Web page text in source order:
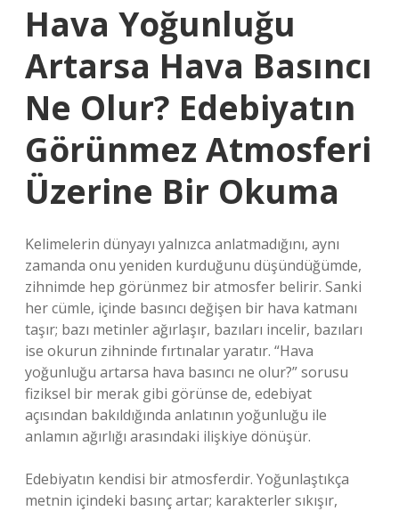
Hava Yoğunluğu
Artarsa Hava Basıncı
Ne Olur? Edebiyatın
Görünmez Atmosferi
Üzerine Bir Okuma
Kelimelerin dünyayı yalnızca anlatmadığını, aynı
zamanda onu yeniden kurduğunu düşündüğümde,
zihnimde hep görünmez bir atmosfer belirir. Sanki
her cümle, içinde basıncı değişen bir hava katmanı
taşır; bazı metinler ağırlaşır, bazıları incelir, bazıları
ise okurun zihninde fırtınalar yaratır. “Hava
yoğunluğu artarsa hava basıncı ne olur?” sorusu
fiziksel bir merak gibi görünse de, edebiyat
açısından bakıldığında anlatının yoğunluğu ile
anlamın ağırlığı arasındaki ilişkiye dönüşür.
Edebiyatın kendisi bir atmosferdir. Yoğunlaştıkça
metnin içindeki basınç artar; karakterler sıkışır,